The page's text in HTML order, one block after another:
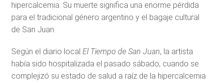
hipercalcemia. Su muerte significa una enorme pérdida
para el tradicional género argentino y el bagaje cultural
de San Juan.
Según el diario local El Tiempo de San Juan, la artista
había sido hospitalizada el pasado sábado, cuando se
complejizó su estado de salud a raíz de la hipercalcemia